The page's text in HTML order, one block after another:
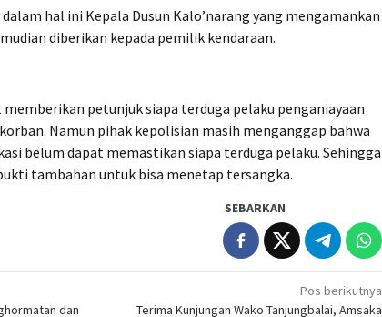
hal ini Kepala Dusun Kalo’narang yang mengamankan
diberikan kepada pemilik kendaraan.
petunjuk siapa terduga pelaku penganiayaan
Namun pihak kepolisian masih menganggap bahwa
belum dapat memastikan siapa terduga pelaku. Sehingga
tambahan untuk bisa menetap tersangka.
SEBARKAN
dan
Pos berikutnya
Terima Kunjungan Wako Tanjungbalai, Amsaka